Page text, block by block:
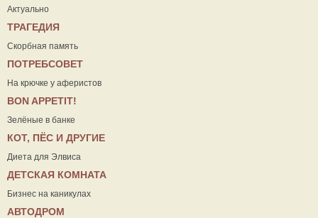
Актуально
ТРАГЕДИЯ
Скорбная память
ПОТРЕБСОВЕТ
На крючке у аферистов
ВON APPETIT!
Зелёные в банке
КОТ, ПЁС И ДРУГИЕ
Диета для Элвиса
ДЕТСКАЯ КОМНАТА
Бизнес на каникулах
АВТОДРОМ